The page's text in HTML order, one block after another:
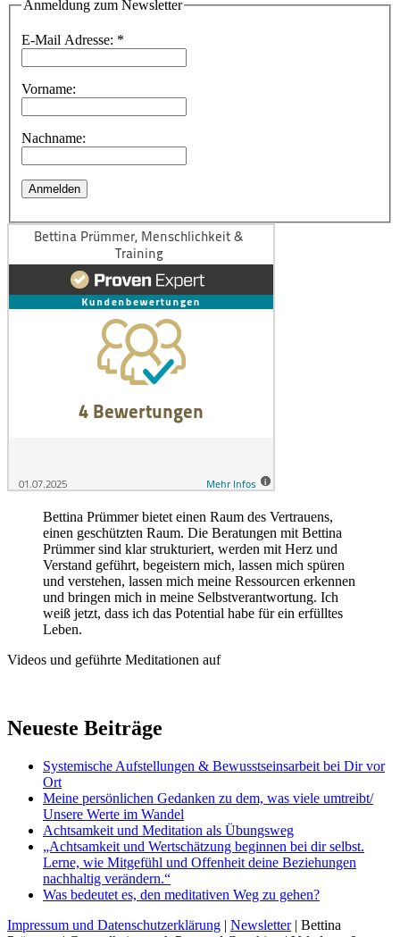
Anmeldung zum Newsletter
E-Mail Adresse: *
Vorname:
Nachname:
Bettina Prümmer bietet einen Raum des Vertrauens,
einen geschützten Raum. Die Beratungen mit Bettina
Prümmer sind klar strukturiert, werden mit Herz und
Verstand geführt, begeistern mich, lassen mich spüren
und verstehen, lassen mich meine Ressourcen erkennen
und bringen mich in meine Selbstverantwortung. Ich
weiß jetzt, dass ich das Potential habe für ein erfülltes
Leben.
Videos und geführte Meditationen auf
Neueste Beiträge
Systemische Aufstellungen & Bewusstseinsarbeit bei Dir vor
Ort
Meine persönlichen Gedanken zu dem, was viele umtreibt/
Unsere Werte im Wandel
Achtsamkeit und Meditation als Übungsweg
„Achtsamkeit und Wertschätzung beginnen bei dir selbst.
Lerne, wie Mitgefühl und Offenheit deine Beziehungen
nachhaltig verändern.“
Was bedeutet es, den meditativen Weg zu gehen?
Impressum und Datenschutzerklärung | Newsletter| Bettina